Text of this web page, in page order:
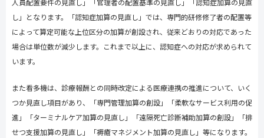
人員配置要件の見直し」「官理者の配置基準の見直し」「認知症加算の見直
し」となります。「認知症加算の見直し」では、専門的研修修了者の配置等
によって算定可能な上位区分の加算が創設され、従来どおりの対応であった
場合は単位数が減少します。これまで以上に、認知症への対応が求められて
います。
また看多機は、診療報酬との同時改定による医療連携の推進について、いく
つか見直し項目があり、「専門管理加算の創設」「柔軟なサービス利用の促
進」「ターミナルケア加算の見直し」「遠隔死亡診断補助加算の創設」「排
せつ支援加算の見直し」「褥瘡マネジメント加算の見直し」等になります。